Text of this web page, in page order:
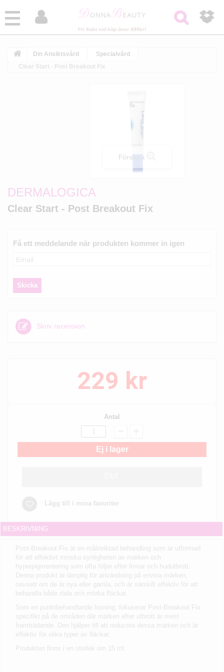
Din Ansiktsvård
Specialvård
Clear Start - Post Breakout Fix
Förstora
DERMALOGICA
Clear Start - Post Breakout Fix
Få ett meddelande när produkten kommer in igen
Skriv recension
229 kr
Antal
Ej i lager
Lägg till i mina favoriter
BESKRIVNING
Post-Breakout Fix är en målinriktad behandling som är utformad
för att effektivt minska synligheten av märken och
hyperpigmentering som ofta följer efter finnar och hudutbrott.
Denna produkt är lämplig för användning på envisa märken,
oavsett om de är nya eller gamla, och är särskilt effektiv för att
behandla både röda och mörka fläckar.
Som en punktbehandlande lösning, fokuserar Post-Breakout Fix
specifikt på de områden där märken efter utbrott är mest
framträdande. Den hjälper till att reducera dessa märken och är
effektiv för olika typer av fläckar.
Produkten finns i en storlek om 15 ml.
Fri frakt vid köp över 499kr!
 
